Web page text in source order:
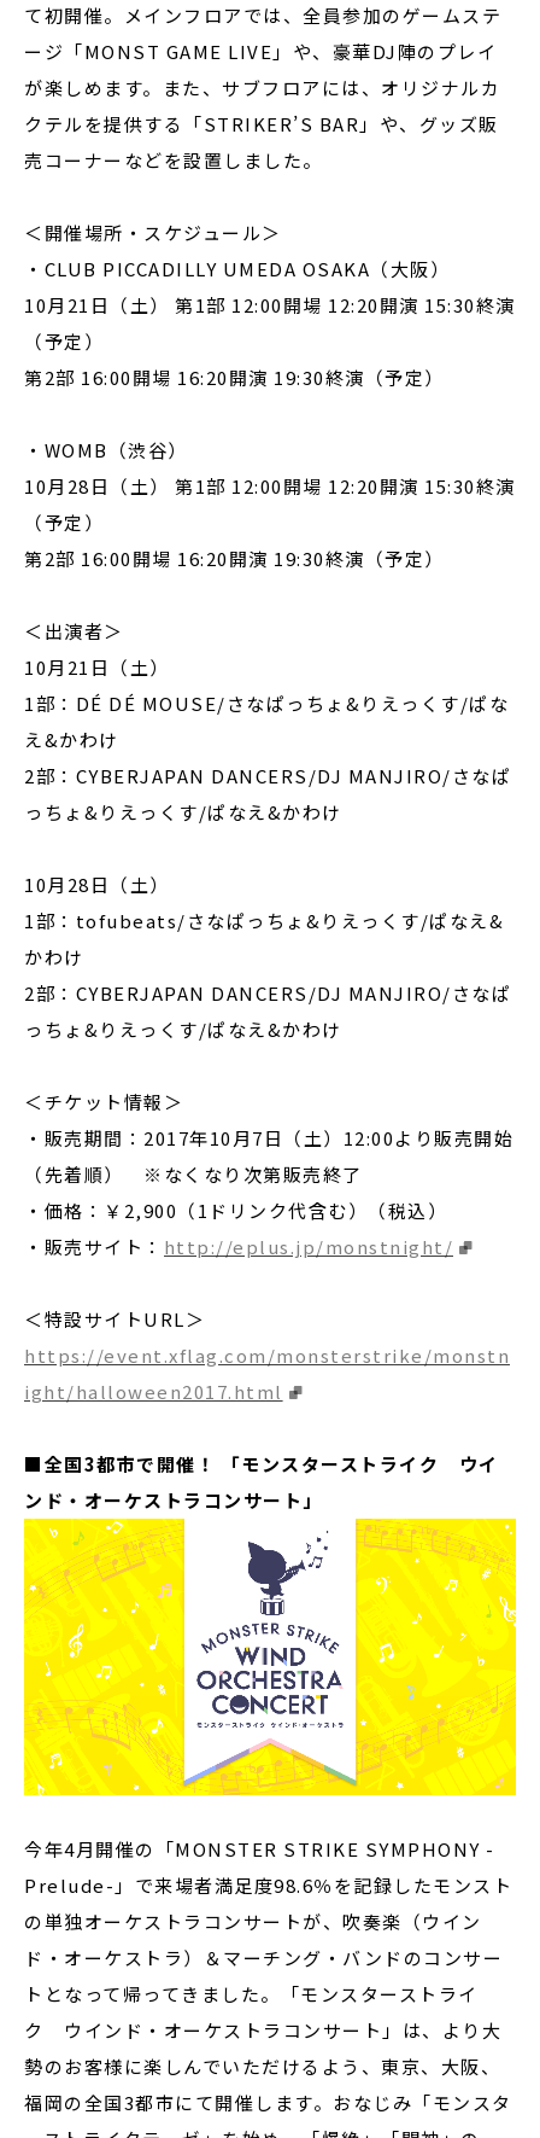
て初開催。メインフロアでは、全員参加のゲームステ
ージ「MONST GAME LIVE」や、豪華DJ陣のプレイ
が楽しめます。また、サブフロアには、オリジナルカ
クテルを提供する「STRIKER’S BAR」や、グッズ販
売コーナーなどを設置しました。
＜開催場所・スケジュール＞
・CLUB PICCADILLY UMEDA OSAKA（大阪）
10月21日（土） 第1部 12:00開場 12:20開演 15:30終演
（予定）
第2部 16:00開場 16:20開演 19:30終演（予定）
・WOMB（渋谷）
10月28日（土） 第1部 12:00開場 12:20開演 15:30終演
（予定）
第2部 16:00開場 16:20開演 19:30終演（予定）
＜出演者＞
10月21日（土）
1部：DÉ DÉ MOUSE/さなぱっちょ&りえっくす/ぱな
え&かわけ
2部：CYBERJAPAN DANCERS/DJ MANJIRO/さなぱ
っちょ&りえっくす/ぱなえ&かわけ
10月28日（土）
1部：tofubeats/さなぱっちょ&りえっくす/ぱなえ&
かわけ
2部：CYBERJAPAN DANCERS/DJ MANJIRO/さなぱ
っちょ&りえっくす/ぱなえ&かわけ
＜チケット情報＞
・販売期間：2017年10月7日（土）12:00より販売開始
（先着順） ※なくなり次第販売終了
・価格：￥2,900（1ドリンク代含む）（税込）
・販売サイト： http://eplus.jp/monstnight/
＜特設サイトURL＞
https://event.xflag.com/monsterstrike/monstn
ight/halloween2017.html
■全国3都市で開催！ 「モンスターストライク ウイ
ンド・オーケストラコンサート」
今年4月開催の「MONSTER STRIKE SYMPHONY -
Prelude-」で来場者満足度98.6％を記録したモンスト
の単独オーケストラコンサートが、吹奏楽（ウイン
ド・オーケストラ）＆マーチング・バンドのコンサー
トとなって帰ってきました。「モンスターストライ
ク ウインド・オーケストラコンサート」は、より大
勢のお客様に楽しんでいただけるよう、東京、大阪、
福岡の全国3都市にて開催します。おなじみ「モンスタ